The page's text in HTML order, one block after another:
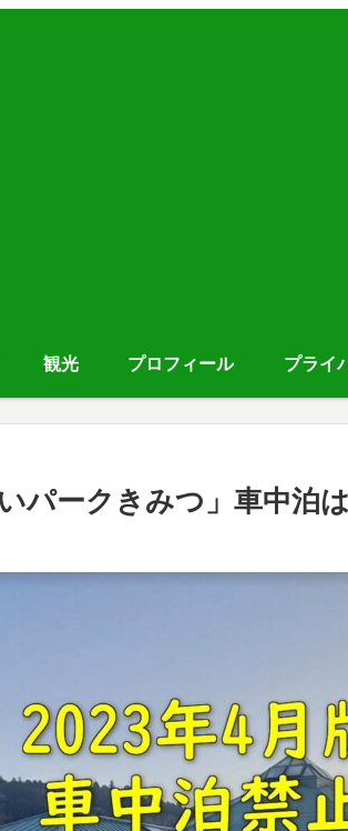
観光 プロフィール プライ
パークきみつ」車中泊